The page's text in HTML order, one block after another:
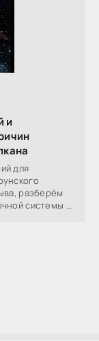
и
для
разберём
системы в